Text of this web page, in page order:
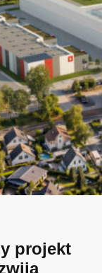
projekt